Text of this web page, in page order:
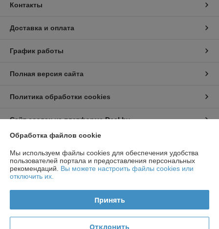
Контакты
Доставка и оплата
График работы
Полная версия сайта
Политика обработки cookies
Сайт создан на платформе Deal.by
Информация для покупателя
Индивидуальный предприниматель:ИП Чирак Артем Викторович
ул. Якубова 66-4-92
Регистрационный номер ЕГР: 192050953
Регистрационный орган: Минским горисполкомом
Обработка файлов cookie
Мы используем файлы cookies для обеспечения удобства
пользователей портала и предоставления персональных
рекомендаций. Вы можете настроить файлы cookies или
отключить их.
Принять
Отклонить